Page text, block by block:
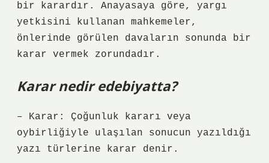
bir karardır. Anayasaya göre, yargı
yetkisini kullanan mahkemeler,
önlerinde görülen davaların sonunda bir
karar vermek zorundadır.
Karar nedir edebiyatta?
– Karar: Çoğunluk kararı veya
oybirliğiyle ulaşılan sonucun yazıldığı
yazı türlerine karar denir.